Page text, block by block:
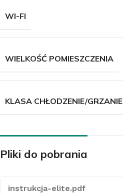
WI-FI
WIELKOŚĆ POMIESZCZENIA
KLASA CHŁODZENIE/GRZANIE
Pliki do pobrania
instrukcja-elite.pdf